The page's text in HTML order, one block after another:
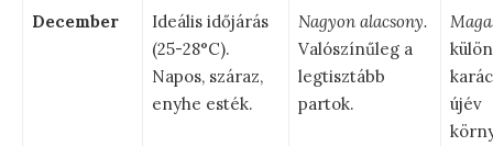
December
Ideális időjárás
(25-28°C).
Napos, száraz,
enyhe esték.
Nagyon alacsony.
Valószínűleg a
legtisztább
partok.
újév